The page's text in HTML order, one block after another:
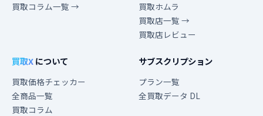
買取コラム一覧 →
買取ホムラ
買取店一覧 →
買取店レビュー
買取Xについて
買取価格チェッカー
全商品一覧
買取コラム
サブスクリプション
プラン一覧
全買取データ DL